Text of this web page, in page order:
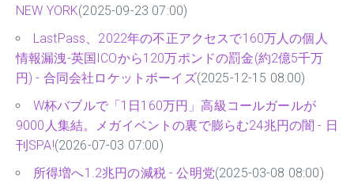
NEW YORK(2025-09-23 07:00)
LastPass、2022年の不正アクセスで160万人の個人
情報漏洩-英国ICOから120万ポンドの罰金(約2億5千万
円) - 合同会社ロケットボーイズ(2025-12-15 08:00)
W杯バブルで「1日160万円」高級コールガールが
9000人集結。メガイベントの裏で膨らむ24兆円の闇 - 日
刊SPA!(2026-07-03 07:00)
所得増へ1.2兆円の減税 - 公明党(2025-03-08 08:00)